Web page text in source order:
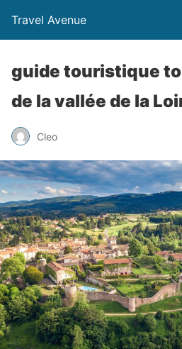
Travel Avenue
guide touristique
de la vallée de la
Cleo